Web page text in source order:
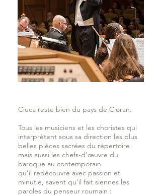
Ciuca reste bien du pays de Cioran.
Tous les musiciens et les choristes qui
interprètent sous sa direction les plus
belles pièces sacrées du répertoire
mais aussi les chefs-d’œuvre du
baroque au contemporain
qu’il redécouvre avec passion et
minutie, savent qu’il fait siennes les
paroles du penseur roumain :